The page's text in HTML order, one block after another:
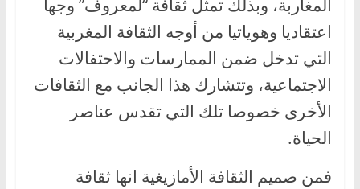
المغاربة، وبذلك تمثل ثقافة “لمعروف” وجها
اعتقاديا وهوياتيا من أوجه الثقافة المغربية
التي تدخل ضمن الممارسات والاحتفالات
الاجتماعية، وتتشارك هذا الجانب مع الثقافات
الأخرى خصوصا تلك التي تقدس عناصر
الحياة.
فمن صميم الثقافة الأمازيغية انها ثقافة